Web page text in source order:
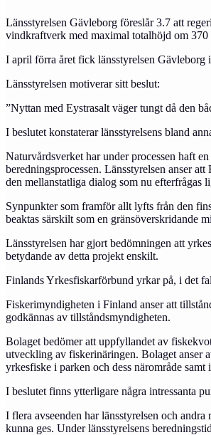
Länsstyrelsen Gävleborg föreslår 3.7 att
vindkraftverk med maximal totalhöjd om 370
I april förra året fick länsstyrelsen Gävleborg
Länsstyrelsen motiverar sitt beslut:
”Nyttan med Eystrasalt väger tungt då den
I beslutet konstaterar länsstyrelsens bland
Naturvårdsverket har under processen haft
beredningsprocessen. Länsstyrelsen anser
den mellanstatliga dialog som nu efterfrågas
Synpunkter som framför allt lyfts från den
beaktas särskilt som en gränsöverskridande
Länsstyrelsen har gjort bedömningen att
betydande av detta projekt enskilt.
Finlands Yrkesfiskarförbund yrkar på, i det
Fiskerimyndigheten i Finland anser att
godkännas av tillståndsmyndigheten.
Bolaget bedömer att uppfyllandet av
utveckling av fiskerinäringen. Bolaget anser
yrkesfiske i parken och dess närområde
I beslutet finns ytterligare några intressanta
I flera avseenden har länsstyrelsen och
kunna ges. Under länsstyrelsens